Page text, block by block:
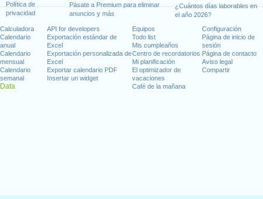
Política de
privacidad
Pásate a Premium para eliminar
anuncios y más
¿Cuántos días laborables en
el año 2026?
Calculadora
Calendario
anual
Calendario
mensual
Calendario
semanal
Data
API for developers
Exportación estándar de
Excel
Exportación personalizada de
Excel
Exportar calendario PDF
Insertar un widget
Equipos
Todo list
Mis cumpleaños
Centro de recordatorios
Mi planificación
El optimizador de
vacaciones
Café de la mañana
Configuración
Página de inicio de
sesión
Página de contacto
Aviso legal
Compartir